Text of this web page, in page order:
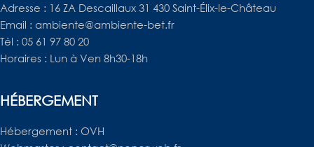
Adresse : 16 ZA Descaillaux 31 430 Saint-Élix-le-Château
Email : ambiente@ambiente-bet.fr
Tél : 05 61 97 80 20
Horaires : Lun à Ven 8h30-18h
HÉBERGEMENT
Hébergement : OVH